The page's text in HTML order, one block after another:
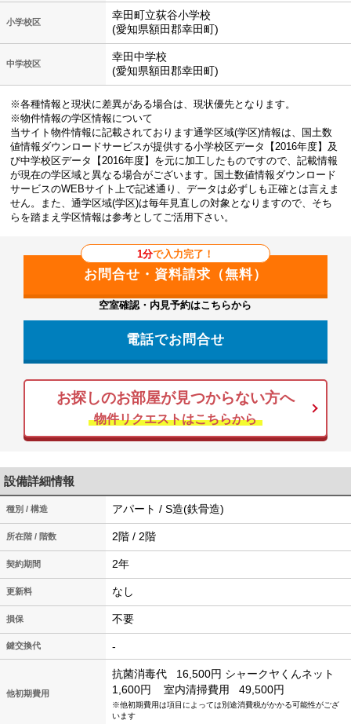
小学校区
幸田町立荻谷小学校
(愛知県額田郡幸田町)
中学校区
幸田中学校
(愛知県額田郡幸田町)
※各種情報と現状に差異がある場合は、現状優先となります。
※物件情報の学区情報について
当サイト物件情報に記載されております通学区域(学区)情報は、国土数
値情報ダウンロードサービスが提供する小学校区データ【2016年度】及
び中学校区データ【2016年度】を元に加工したものですので、記載情報
が現在の学区域と異なる場合がございます。国土数値情報ダウンロード
サービスのWEBサイト上で記述通り、データは必ずしも正確とは言えま
せん。また、通学区域(学区)は毎年見直しの対象となりますので、そち
らを踏まえ学区情報は参考としてご活用下さい。
1分で入力完了！
空室確認・内見予約はこちらから
電話でお問合せ
お探しのお部屋が見つからない方へ
物件リクエストはこちらから
設備詳細情報
種別 / 構造 アパート / S造(鉄骨造)
所在階 / 階数 2階 / 2階
契約期間 2年
更新料 なし
損保 不要
鍵交換代 -
他初期費用
抗菌消毒代 16,500円 シャークヤくんネット
1,600円
室内清掃費用 49,500円
※他初期費用は項目によっては別途消費税がかかる可能性がござ
います